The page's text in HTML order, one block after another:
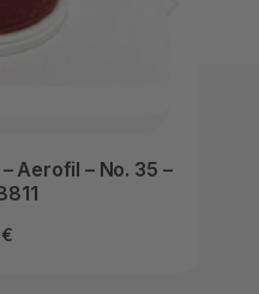
Aerofil – No. 35 –
€